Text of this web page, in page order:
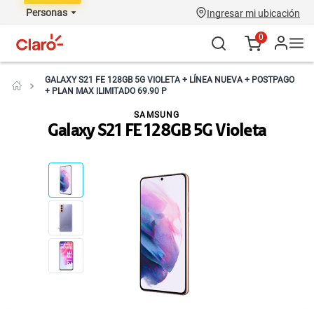
Personas Ingresar mi ubicación
0
GALAXY S21 FE 128GB 5G VIOLETA + LÍNEA NUEVA + POSTPAGO
+ PLAN MAX ILIMITADO 69.90 P
Galaxy S21 FE 128GB 5G Violeta
SAMSUNG